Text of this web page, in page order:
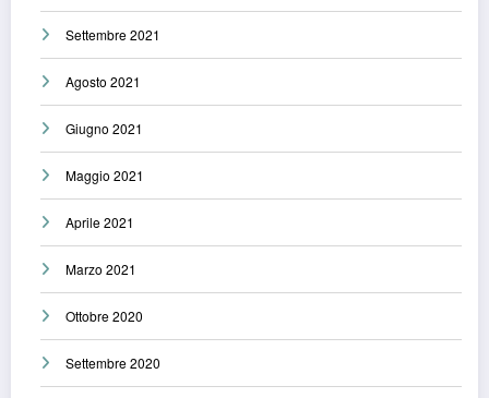
Settembre 2021
Agosto 2021
Giugno 2021
Maggio 2021
Aprile 2021
Marzo 2021
Ottobre 2020
Settembre 2020